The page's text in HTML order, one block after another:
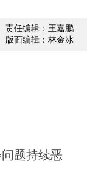
责任编辑：王嘉鹏
版面编辑：林金冰
题持续恶